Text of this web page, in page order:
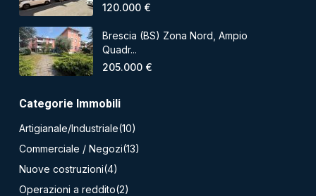
120.000 €
Brescia (BS) Zona Nord, Ampio
Quadr...
205.000 €
Categorie Immobili
Artigianale/Industriale(10)
Commerciale / Negozi(13)
Nuove costruzioni(4)
Operazioni a reddito(2)